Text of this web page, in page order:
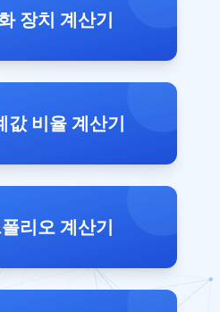
장치 계산기
값 비율 계산기
리오 계산기